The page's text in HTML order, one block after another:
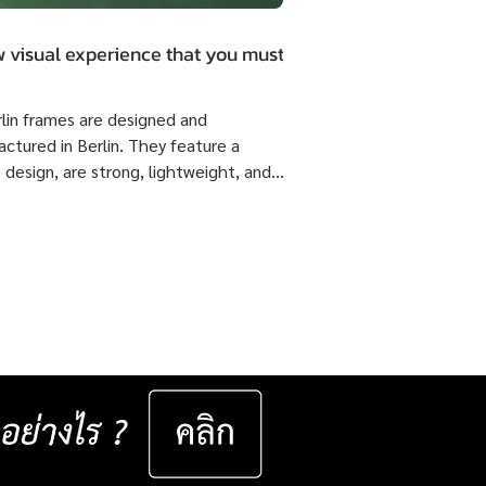
visual experience that you must.
frames are designed and
in Berlin. They feature a
design, are strong, lightweight, and
Specifications : IC! Berlin
are 100% designed and manu